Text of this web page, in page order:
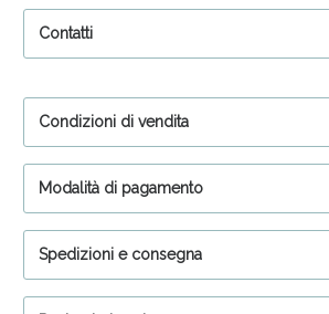
Contatti
Condizioni di vendita
Modalità di pagamento
Spedizioni e consegna